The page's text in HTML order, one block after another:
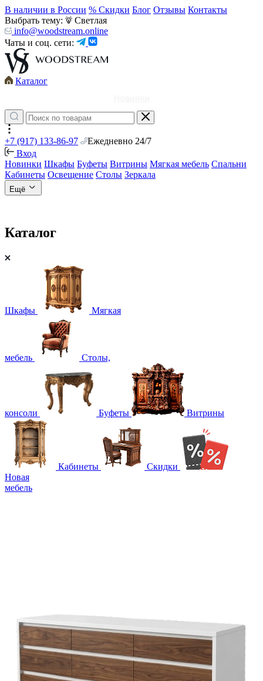
В наличии в России % Скидки Блог Отзывы Контакты
Выбрать тему:
Светлая
info@woodstream.online
Чаты и соц. сети:
Каталог
+7 (917) 133-86-97
Ежедневно 24/7
Вход
Новинки Шкафы Буфеты Витрины Мягкая мебель Спальни
Кабинеты Освещение Столы Зеркала
Ещё
Каталог
Шкафы Мягкая
мебель Столы,
консоли Буфеты Витрины
Кабинеты
Скидки
Новая
мебель